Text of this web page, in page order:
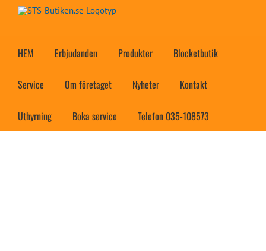
Fortsätt
HEM Erbjudanden Produkter Blocketbutik
Service Om företaget Nyheter Kontakt
Uthyrning Boka service Telefon 035-108573